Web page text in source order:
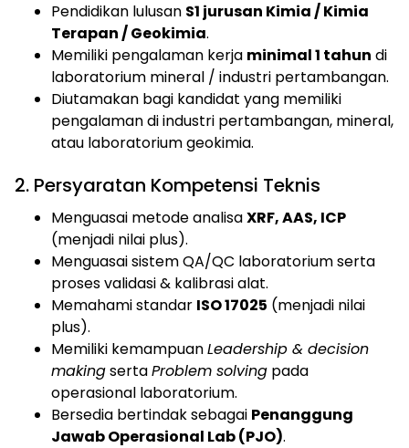
Pendidikan lulusan S1 jurusan Kimia / Kimia
Terapan / Geokimia.
Memiliki pengalaman kerja minimal 1 tahun di
laboratorium mineral / industri pertambangan.
Diutamakan bagi kandidat yang memiliki
pengalaman di industri pertambangan, mineral,
atau laboratorium geokimia.
2. Persyaratan Kompetensi Teknis
Menguasai metode analisaXRF, AAS, ICP
(menjadi nilai plus).
Menguasai sistem QA/QC laboratorium serta
proses validasi & kalibrasi alat.
Memahami standar ISO 17025 (menjadi nilai
plus).
Memiliki kemampuanLeadership & decision
makingsertaProblem solving pada
operasional laboratorium.
Bersedia bertindak sebagai Penanggung
Jawab Operasional Lab (PJO).